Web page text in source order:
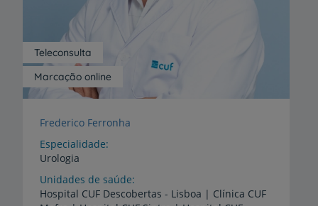
Marcação online
Teleconsulta
Frederico Ferronha
Especialidade
Urologia
Unidades de saúde
Hospital CUF Descobertas - Lisboa | Clínica CUF